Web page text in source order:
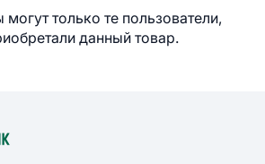
могут только те пользователи,
данный товар.